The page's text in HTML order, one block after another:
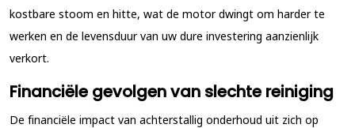
kostbare stoom en hitte, wat de motor dwingt om harder te
werken en de levensduur van uw dure investering aanzienlijk
verkort.
Financiële gevolgen van slechte reiniging
De financiële impact van achterstallig onderhoud uit zich op